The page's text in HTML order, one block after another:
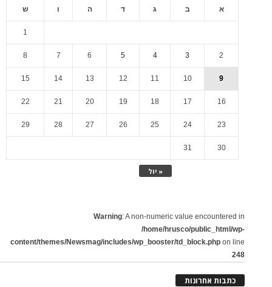
א ב ג ד ה ו ש
« יול
1
2
3
4
5
6
7
8
9
10
11
12
13
14
15
16
17
18
19
20
21
22
23
24
25
26
27
28
29
30
31
Warning: A non-numeric value encountered in
/home/hrusco/public_html/wp-
content/themes/Newsmag/includes/wp_booster/td_block.php on line
248
כתבות אחרונות